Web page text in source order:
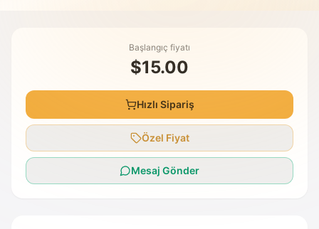
Başlangıç fiyatı
$15.00
Hızlı Sipariş
Özel Fiyat
Mesaj Gönder